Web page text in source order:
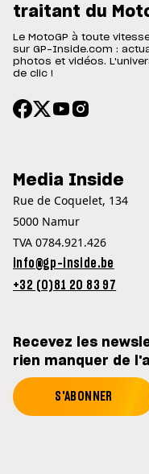
traitant du
Le MotoGP à toute
sur GP-Inside.com :
photos et vidéos.
de clic !
Media Inside
Rue de Coquelet, 134
5000 Namur
TVA 0784.921.426
info@gp-inside.be
+32 (0)81 20 83 97
Recevez les
rien manquer de
S'ABONNER